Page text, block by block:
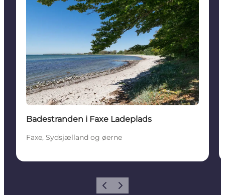
Badestranden i Faxe Ladeplads
Faxe, Sydsjælland og øerne
ForrigeNæste